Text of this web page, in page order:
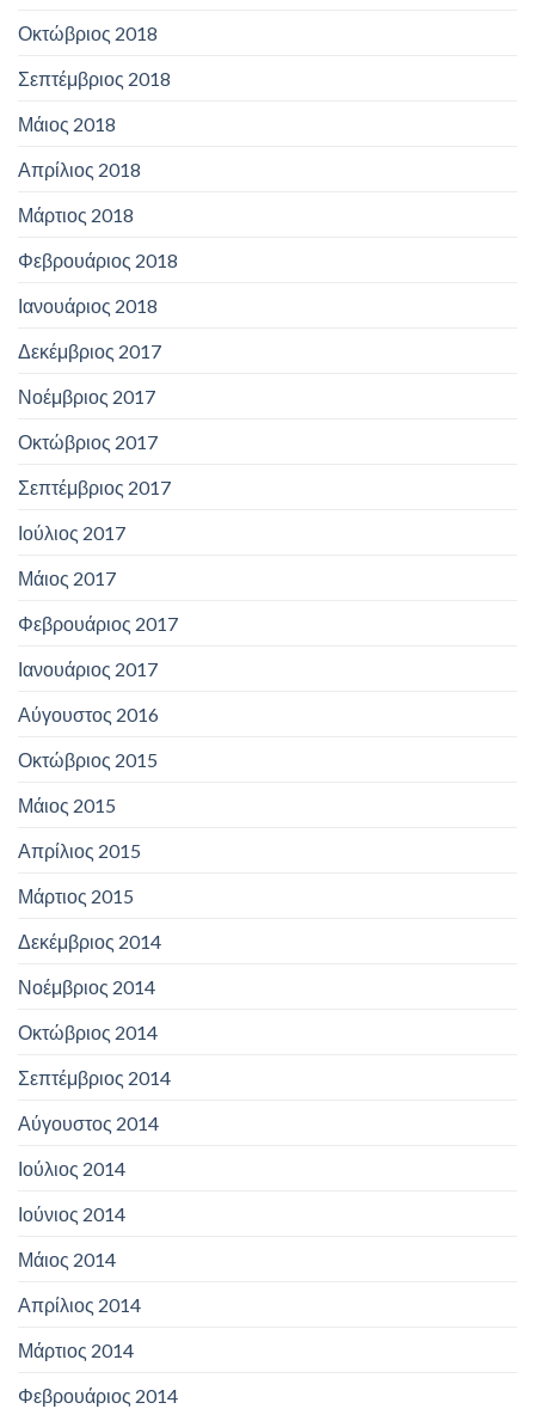
Οκτώβριος 2018
Σεπτέμβριος 2018
Μάιος 2018
Απρίλιος 2018
Μάρτιος 2018
Φεβρουάριος 2018
Ιανουάριος 2018
Δεκέμβριος 2017
Νοέμβριος 2017
Οκτώβριος 2017
Σεπτέμβριος 2017
Ιούλιος 2017
Μάιος 2017
Φεβρουάριος 2017
Ιανουάριος 2017
Αύγουστος 2016
Οκτώβριος 2015
Μάιος 2015
Απρίλιος 2015
Μάρτιος 2015
Δεκέμβριος 2014
Νοέμβριος 2014
Οκτώβριος 2014
Σεπτέμβριος 2014
Αύγουστος 2014
Ιούλιος 2014
Ιούνιος 2014
Μάιος 2014
Απρίλιος 2014
Μάρτιος 2014
Φεβρουάριος 2014